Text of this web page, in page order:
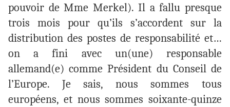
pouvoir de Mme Merkel). Il a fallu presque
trois mois pour qu’ils s’accordent sur la
distribution des postes de responsabilité et…
on a fini avec un(une) responsable
allemand(e) comme Président du Conseil de
l’Europe. Je sais, nous sommes tous
européens, et nous sommes soixante-quinze